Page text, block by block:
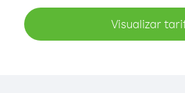
Visualizar